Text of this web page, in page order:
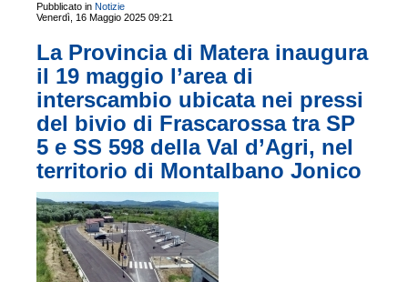
Pubblicato in Notizie
Venerdì, 16 Maggio 2025 09:21
La Provincia di Matera inaugura
il 19 maggio l’area di
interscambio ubicata nei pressi
del bivio di Frascarossa tra SP
5 e SS 598 della Val d’Agri, nel
territorio di Montalbano Jonico